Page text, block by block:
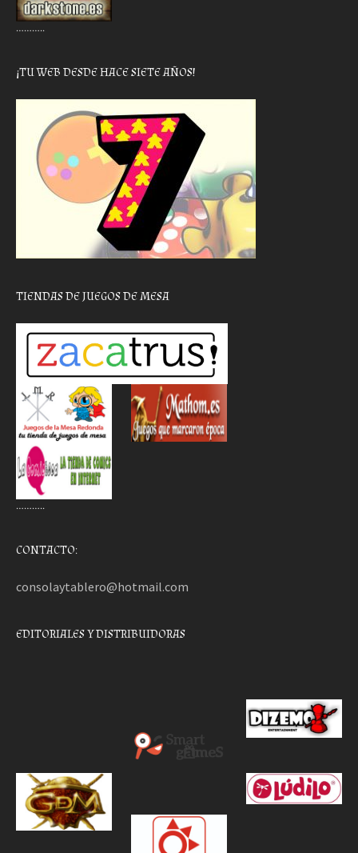
………..
¡TU WEB DESDE HACE SIETE AÑOS!
TIENDAS DE JUEGOS DE MESA
………..
CONTACTO:
consolaytablero@hotmail.com
EDITORIALES Y DISTRIBUIDORAS